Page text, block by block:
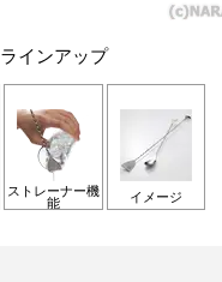
ラインアップ
ストレーナー機
能 イメージ